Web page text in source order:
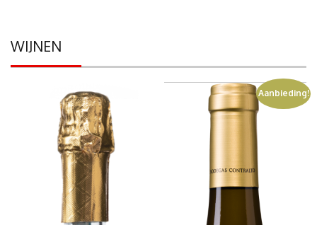
WIJNEN
Aanbieding!